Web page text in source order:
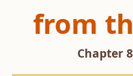
from
Chapter